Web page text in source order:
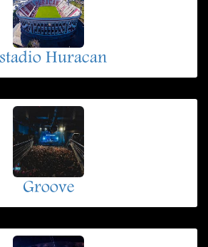
Huracan
Groove